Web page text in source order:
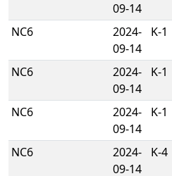
09-14
NC6
2024-
09-14
K-1
NC6
2024-
09-14
K-1
NC6
2024-
09-14
K-1
NC6
2024-
09-14
K-4